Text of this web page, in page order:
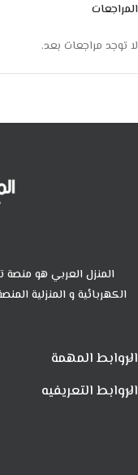
المراجعات
لا توجد مراجعات بعد.
المنزل العربي هو
الكهربائية و المنزلية
الروابط المهمة
الروابط التعريفيه